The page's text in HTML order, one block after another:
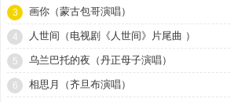
3 画你（蒙古包哥演唱）
4 人世间（电视剧《人世间》片尾曲 ）
5 乌兰巴托的夜（丹正母子演唱）
6 相思月（齐旦布演唱）